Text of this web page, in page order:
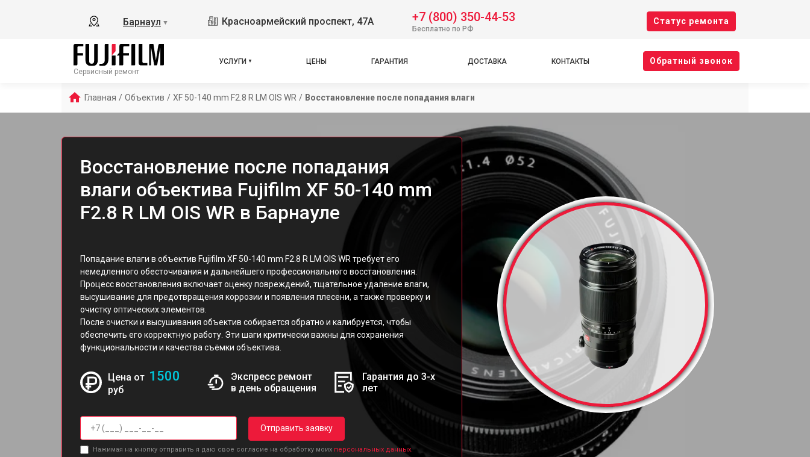
Барнаул ▼ Красноармейский проспект, 47А +7 (800) 350-44-53
Бесплатно по РФ
Cтатус ремонта
Сервисный ремонт
УСЛУГИ ЦЕНЫ ГАРАНТИЯ ДОСТАВКА КОНТАКТЫ Oбратный звонок
Главная / Объектив / XF 50-140 mm F2.8 R LM OIS WR / Восстановление после попадания влаги
Восстановление после попадания
влаги объектива Fujifilm XF 50-140 mm
F2.8 R LM OIS WR в Барнауле
Попадание влаги в объектив Fujifilm XF 50-140 mm F2.8 R LM OIS WR требует его
немедленного обесточивания и дальнейшего профессионального восстановления.
Процесс восстановления включает оценку повреждений, тщательное удаление влаги,
высушивание для предотвращения коррозии и появления плесени, а также проверку и
очистку оптических элементов.
После очистки и высушивания объектив собирается обратно и калибруется, чтобы
обеспечить его корректную работу. Эти шаги критически важны для сохранения
функциональности и качества съёмки объектива.
Цена от 1500
руб
Экспресс ремонт
в день обращения
Гарантия до 3-х
лет
Отправить заявку
Нажимая на кнопку отправить я даю свое согласие на обработку моих персональных данных.